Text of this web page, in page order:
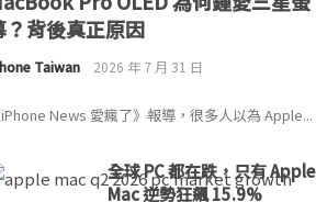
？背後真正原因
Taiwan 2026 年 7 月 31 日
News 愛瘋了》報導，很多人以為 Apple...
全球 PC 都在跌，只有 Apple
Mac 逆勢狂飆 15.9%